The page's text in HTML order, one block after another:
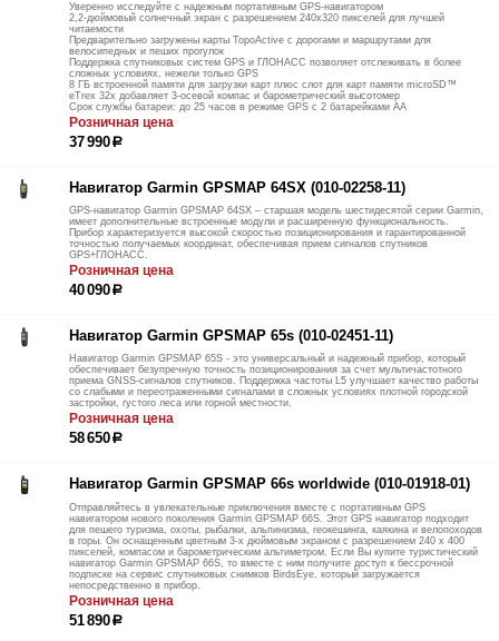
Уверенно исследуйте с надежным портативным GPS-навигатором
2,2-дюймовый солнечный экран с разрешением 240x320 пикселей для лучшей
читаемости
Предварительно загружены карты TopoActive с дорогами и маршрутами для
велосипедных и пеших прогулок
Поддержка спутниковых систем GPS и ГЛОНАСС позволяет отслеживать в более
сложных условиях, нежели только GPS
8 ГБ встроенной памяти для загрузки карт плюс слот для карт памяти microSD™
eTrex 32x добавляет 3-осевой компас и барометрический высотомер
Срок службы батареи: до 25 часов в режиме GPS с 2 батарейками АА
Розничная цена
37 990р
Навигатор Garmin GPSMAP 64SX (010-02258-11)
GPS-навигатор Garmin GPSMAP 64SX – старшая модель шестидесятой серии Garmin,
имеет дополнительные встроенные модули и расширенную функциональность.
Прибор характеризуется высокой скоростью позиционирования и гарантированной
точностью получаемых координат, обеспечивая прием сигналов спутников
GPS+ГЛОНАСС.
Розничная цена
40 090р
Навигатор Garmin GPSMAP 65s (010-02451-11)
Навигатор Garmin GPSMAP 65S - это универсальный и надежный прибор, который
обеспечивает безупречную точность позиционирования за счет мультичастотного
приема GNSS-сигналов спутников. Поддержка частоты L5 улучшает качество работы
со слабыми и переотраженными сигналами в сложных условиях плотной городской
застройки, густого леса или горной местности.
Розничная цена
58 650р
Навигатор Garmin GPSMAP 66s worldwide (010-01918-01)
Отправляйтесь в увлекательные приключения вместе с портативным GPS
навигатором нового поколения Garmin GPSMAP 66S. Этот GPS навигатор подходит
для пешего туризма, охоты, рыбалки, альпинизма, геокешинга, каякина и велопоходов
в горы. Он оснащенным цветным 3-х дюймовым экраном с разрешением 240 х 400
пикселей, компасом и барометрическим альтиметром. Если Вы купите туристический
навигатор Garmin GPSMAP 66S, то вместе с ним получите доступ к бессрочной
подписке на сервис спутниковых снимков BirdsEye, который загружается
непосредственно в прибор.
Розничная цена
51 890р